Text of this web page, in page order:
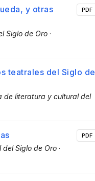
y otras
Siglo de Oro ·
PDF
teatrales del Siglo de
de literatura y cultural del
Siglo de Oro ·
PDF